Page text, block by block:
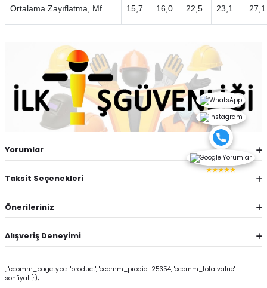
Ortalama Zayıflatma, Mf 15,7 16,0 22,5 23,1 27,1
Yorumlar
Taksit Seçenekleri
Önerileriniz
Alışveriş Deneyimi
', 'ecomm_pagetype': 'product', 'ecomm_prodid': 25354, 'ecomm_totalvalue':
sonfiyat });
★★★★★